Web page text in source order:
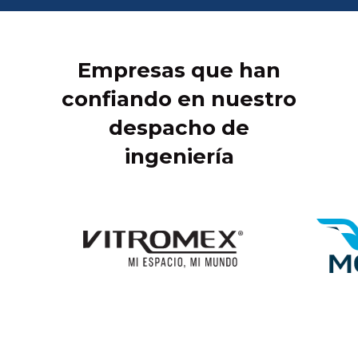
Empresas que han
confiando en nuestro
despacho de
ingeniería